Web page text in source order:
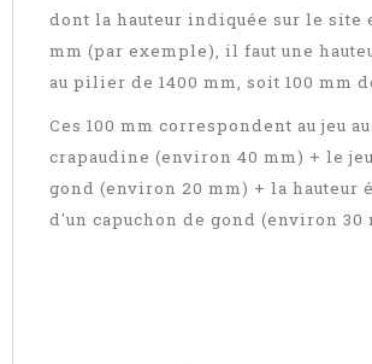
dont la hauteur indiquée sur le site
mm (par exemple), il faut une
au pilier de 1400 mm, soit 100 mm
Ces 100 mm correspondent au jeu
crapaudine (environ 40 mm) + le
gond (environ 20 mm) + la hauteur
d'un capuchon de gond (environ 30